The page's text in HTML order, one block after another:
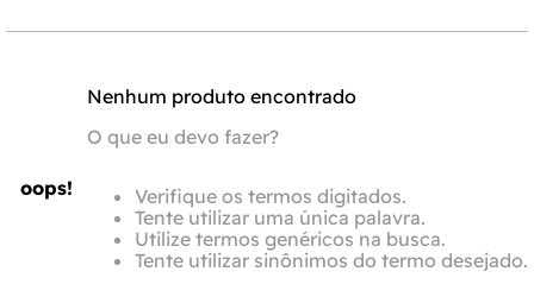
oops!
Nenhum produto encontrado
O que eu devo fazer?
Verifique os termos digitados.
Tente utilizar uma única palavra.
Utilize termos genéricos na busca.
Tente utilizar sinônimos do termo desejado.